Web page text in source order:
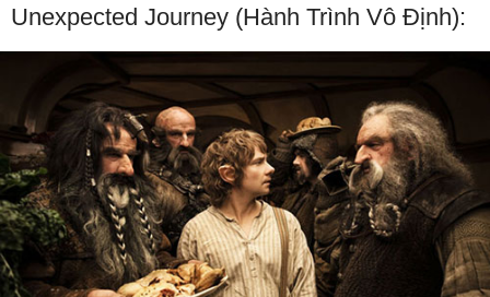
Unexpected Journey (Hành Trình Vô Định):